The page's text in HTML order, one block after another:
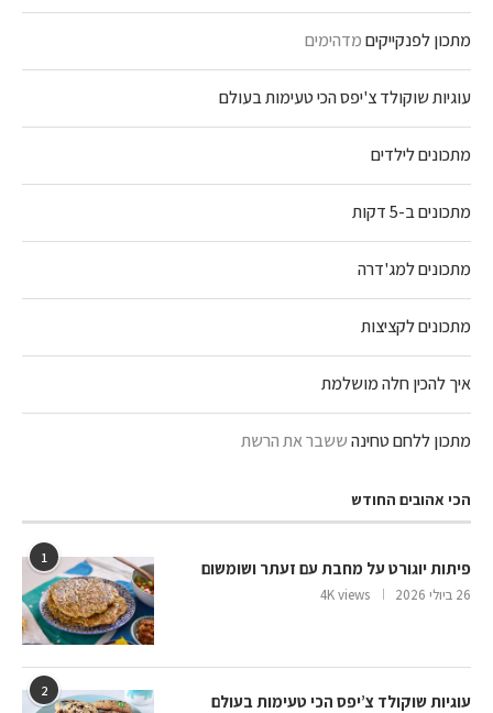
מתכון לפנקייקיםמדהימים
עוגיות שוקולד צ'יפס הכי טעימות בעולם
מתכונים לילדים
מתכונים ב-5 דקות
מתכונים למג'דרה
מתכונים לקציצות
איך להכין חלה מושלמת
מתכון ללחם טחינהששבר את הרשת
הכי אהובים החודש
1
פיתות יוגורט על מחבת עם זעתר ושומשום
26 ביולי 2026 4K views
2
עוגיות שוקולד צ’יפס הכי טעימות בעולם